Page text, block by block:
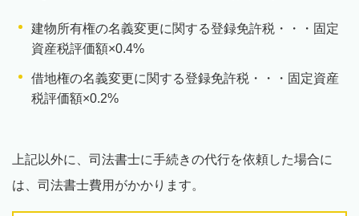
建物所有権の名義変更に関する登録免許税・・・固定
資産税評価額×0.4%
借地権の名義変更に関する登録免許税・・・固定資産
税評価額×0.2%
上記以外に、司法書士に手続きの代行を依頼した場合に
は、司法書士費用がかかります。